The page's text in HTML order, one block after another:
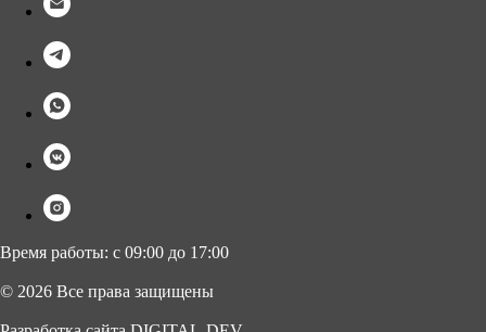
Время работы: с 09:00 до 17:00
© 2026 Все права защищены